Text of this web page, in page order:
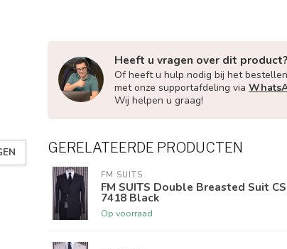
Heeft u vragen over dit product?
Of heeft u hulp nodig bij het
met onze supportafdeling via
Wij helpen u graag!
GERELATEERDE PRODUCTEN
FM SUITS
FM SUITS Double Breasted Suit
7418 Black
Op voorraad